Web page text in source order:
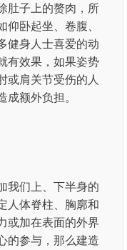
肚子上的赘肉，所
仰卧起坐、卷腹、
健身人士喜爱的动
有效果，如果姿势
或肩关节受伤的人
成额外负担。
我们上、下半身的
人体脊柱、胸廓和
或加在表面的外界
的参与，那么建造